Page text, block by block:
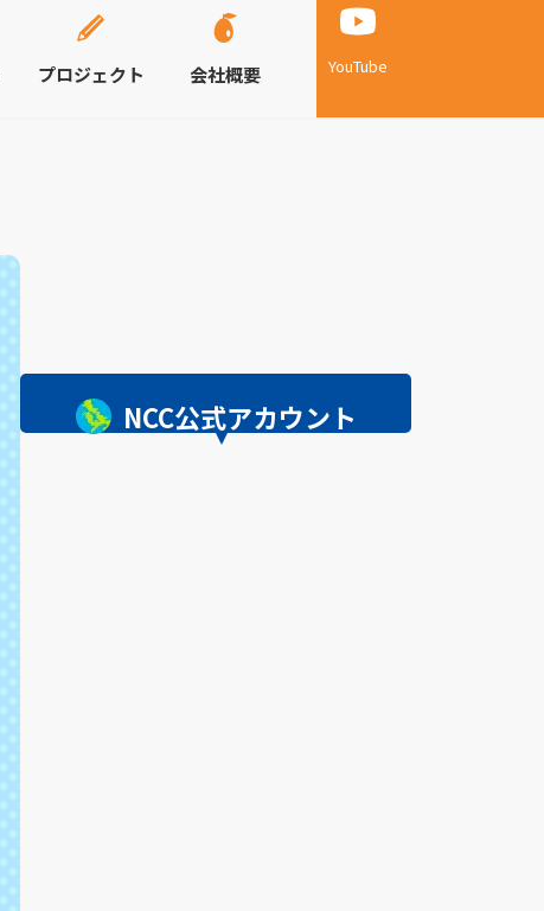
YouTube
プロジェクト 会社概要
NCC公式アカウント